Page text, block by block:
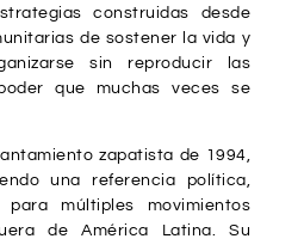
construidas desde
de sostener la vida y
sin reproducir las
que muchas veces se
zapatista de 1994,
una referencia política,
múltiples movimientos
de América Latina. Su